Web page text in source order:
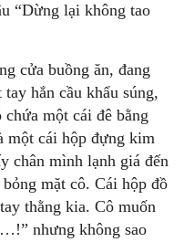
“Dừng lại không tao
cửa buồng ăn, đang
hắn cầu khẩu súng,
một cái đê bằng
một cái hộp đựng kim
chân mình lạnh giá đến
mặt cô. Cái hộp đồ
thằng kia. Cô muốn
nhưng không sao